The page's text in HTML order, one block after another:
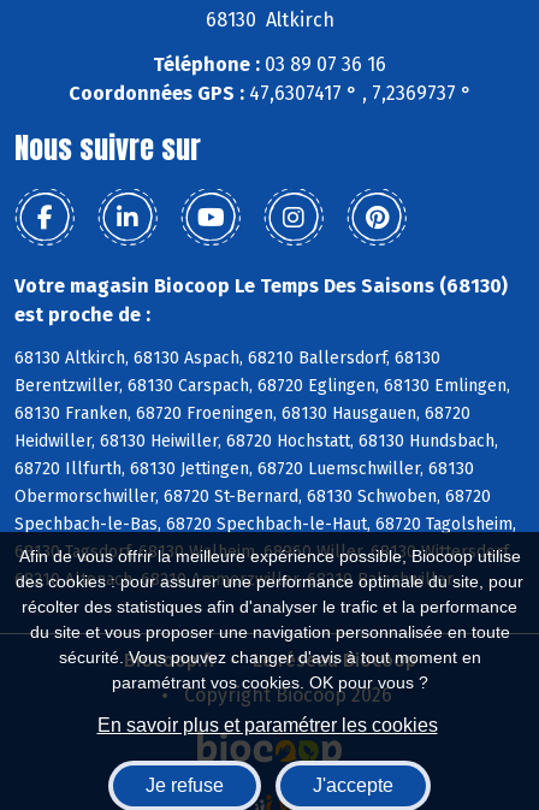
Afin de vous offrir la meilleure expérience possible, Biocoop utilise
des cookies : pour assurer une performance optimale du site, pour
récolter des statistiques afin d'analyser le trafic et la performance
du site et vous proposer une navigation personnalisée en toute
sécurité. Vous pouvez changer d'avis à tout moment en
paramétrant vos cookies. OK pour vous ?
En savoir plus et paramétrer les cookies
Je refuse J'accepte
68130 Altkirch
Téléphone : 03 89 07 36 16
Coordonnées GPS :47,6307417 ° , 7,2369737 °
Nous suivre sur
Votre magasin Biocoop Le Temps Des Saisons (68130)
est proche de :
68130 Altkirch, 68130 Aspach, 68210 Ballersdorf, 68130
Berentzwiller, 68130 Carspach, 68720 Eglingen, 68130 Emlingen,
68130 Franken, 68720 Froeningen, 68130 Hausgauen, 68720
Heidwiller, 68130 Heiwiller, 68720 Hochstatt, 68130 Hundsbach,
68720 Illfurth, 68130 Jettingen, 68720 Luemschwiller, 68130
Obermorschwiller, 68720 St-Bernard, 68130 Schwoben, 68720
Spechbach-le-Bas, 68720 Spechbach-le-Haut, 68720 Tagolsheim,
68130 Tagsdorf, 68130 Walheim, 68960 Willer, 68130 Wittersdorf,
68210 Altenach, 68210 Ammerzwiller, 68210 Balschwiller
Biocoop.fr
Le réseau Biocoop
Copyright Biocoop 2026